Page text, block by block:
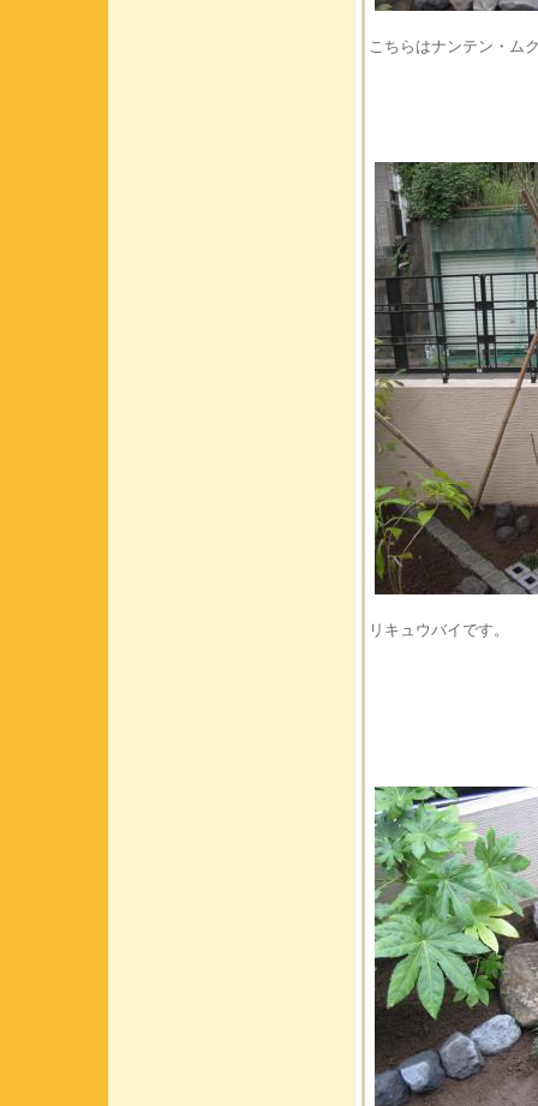
こちらはナンテン・ム
リキュウバイです。